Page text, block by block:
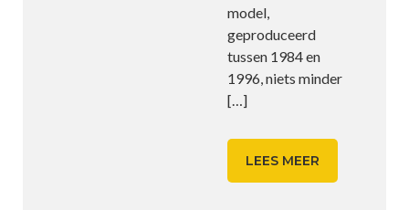
model,
geproduceerd
tussen 1984 en
1996, niets minder
[…]
LEES MEER